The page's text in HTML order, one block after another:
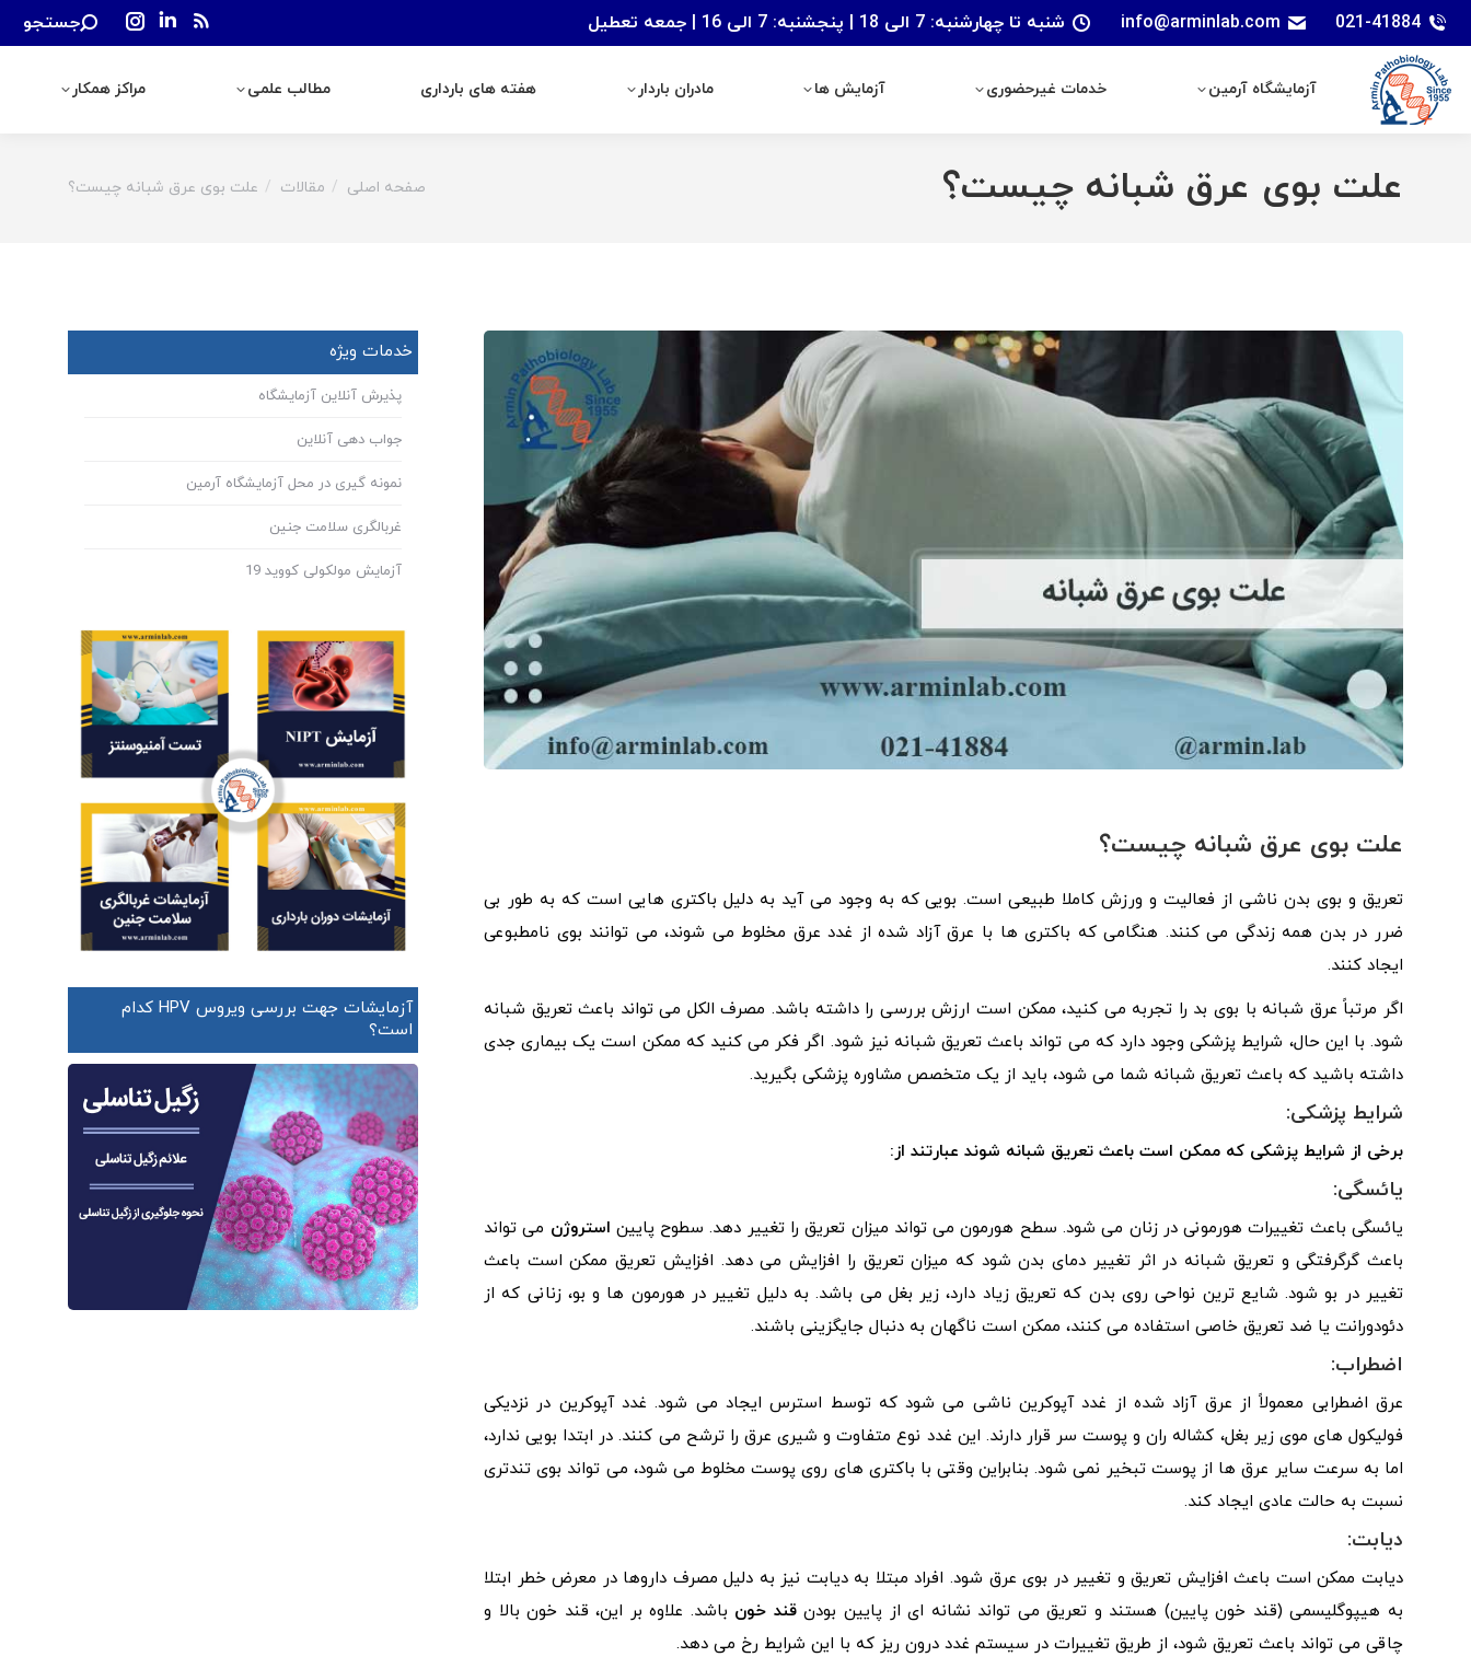
021-41884
info@arminlab.com شنبه تا چهارشنبه: 7 الی 18 | پنجشنبه: 7 الی 16 | جمعه تعطیل
Rss
window
Linkedin
opens
window
Instagram
opens
Search:
جستجو
آزمایشگاه آرمین خدمات غیرحضوری آزمایش ها مادران باردار هفته های بارداری مطالب علمی مراکز همکار
علت بوی عرق شبانه چیست؟ You are here:
صفحه اصلی مقالات علت بوی عرق شبانه چیست؟
علت بوی عرق شبانه چیست؟
تعریق و بوی بدن ناشی از فعالیت و ورزش کاملا طبیعی است. بویی که به وجود می آید به دلیل باکتری هایی است که به طور بی
ضرر در بدن همه زندگی می کنند. هنگامی که باکتری ها با عرق آزاد شده از غدد عرق مخلوط می شوند، می توانند بوی نامطبوعی
ایجاد کنند.
اگر مرتباً عرق شبانه با بوی بد را تجربه می کنید، ممکن است ارزش بررسی را داشته باشد. مصرف الکل می تواند باعث تعریق شبانه
شود. با این حال، شرایط پزشکی وجود دارد که می تواند باعث تعریق شبانه نیز شود. اگر فکر می کنید که ممکن است یک بیماری جدی
داشته باشید که باعث تعریق شبانه شما می شود، باید از یک متخصص مشاوره پزشکی بگیرید.
شرایط پزشکی:
برخی از شرایط پزشکی که ممکن است باعث تعریق شبانه شوند عبارتند از:
یائسگی:
یائسگی باعث تغییرات هورمونی در زنان می شود. سطح هورمون می تواند میزان تعریق را تغییر دهد. سطوح پایین استروژن می تواند
باعث گرگرفتگی و تعریق شبانه در اثر تغییر دمای بدن شود که میزان تعریق را افزایش می دهد. افزایش تعریق ممکن است باعث
تغییر در بو شود. شایع ترین نواحی روی بدن که تعریق زیاد دارد، زیر بغل می باشد. به دلیل تغییر در هورمون ها و بو، زنانی که از
دئودورانت یا ضد تعریق خاصی استفاده می کنند، ممکن است ناگهان به دنبال جایگزینی باشند.
اضطراب:
عرق اضطرابی معمولاً از عرق آزاد شده از غدد آپوکرین ناشی می شود که توسط استرس ایجاد می شود. غدد آپوکرین در نزدیکی
فولیکول های موی زیر بغل، کشاله ران و پوست سر قرار دارند. این غدد نوع متفاوت و شیری عرق را ترشح می کنند. در ابتدا بویی ندارد،
اما به سرعت سایر عرق ها از پوست تبخیر نمی شود. بنابراین وقتی با باکتری های روی پوست مخلوط می شود، می تواند بوی تندتری
نسبت به حالت عادی ایجاد کند.
دیابت:
دیابت ممکن است باعث افزایش تعریق و تغییر در بوی عرق شود. افراد مبتلا به دیابت نیز به دلیل مصرف داروها در معرض خطر ابتلا
به هیپوگلیسمی (قند خون پایین) هستند و تعریق می تواند نشانه ای از پایین بودنقند خون باشد. علاوه بر این، قند خون بالا و
چاقی می تواند باعث تعریق شود، از طریق تغییرات در سیستم غدد درون ریز که با این شرایط رخ می دهد.
خدمات ویژه
پذیرش آنلاین آزمایشگاه
جواب دهی آنلاین
نمونه گیری در محل آزمایشگاه آرمین
غربالگری سلامت جنین
آزمایش مولکولی کووید 19
آزمایشات جهت بررسی ویروس HPV کدام
است؟
آزمایشگاه آرمین خدمات غیرحضوری آزمایش ها مادران باردار مراکز همکار